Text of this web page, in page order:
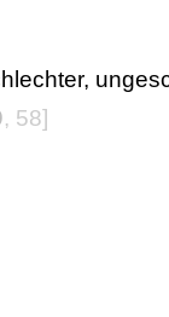
, 58]